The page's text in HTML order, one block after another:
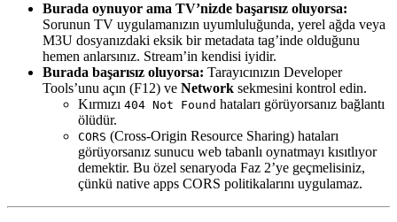
Burada oynuyor ama TV’nizde başarısız oluyorsa:
Sorunun TV uygulamanızın uyumluluğunda, yerel ağda veya
M3U dosyanızdaki eksik bir metadata tag’inde olduğunu
hemen anlarsınız. Stream’in kendisi iyidir.
Burada başarısız oluyorsa: Tarayıcınızın Developer
Tools’unu açın (F12) ve Network sekmesini kontrol edin.
Kırmızı 404 Not Found hataları görüyorsanız bağlantı
ölüdür.
CORS (Cross-Origin Resource Sharing) hataları
görüyorsanız sunucu web tabanlı oynatmayı kısıtlıyor
demektir. Bu özel senaryoda Faz 2’ye geçmelisiniz,
çünkü native apps CORS politikalarını uygulamaz.